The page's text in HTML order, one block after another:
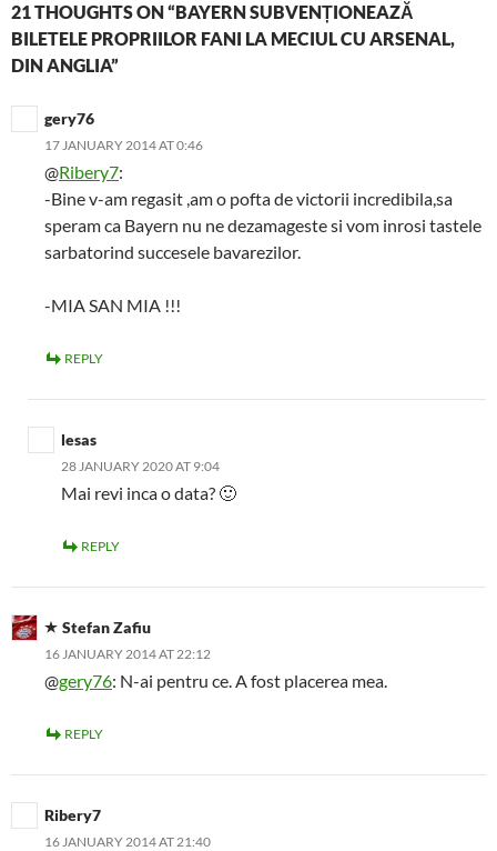
21 THOUGHTS ON “BAYERN SUBVENȚIONEAZĂ
BILETELE PROPRIILOR FANI LA MECIUL CU ARSENAL,
DIN ANGLIA”
gery76
17 JANUARY 2014 AT 0:46
@Ribery7:
-Bine v-am regasit ,am o pofta de victorii incredibila,sa
speram ca Bayern nu ne dezamageste si vom inrosi tastele
sarbatorind succesele bavarezilor.
-MIA SAN MIA !!!
REPLY
lesas
28 JANUARY 2020 AT 9:04
Mai revi inca o data? 🙂
REPLY
Stefan Zafiu
16 JANUARY 2014 AT 22:12
@gery76: N-ai pentru ce. A fost placerea mea.
REPLY
Ribery7
16 JANUARY 2014 AT 21:40